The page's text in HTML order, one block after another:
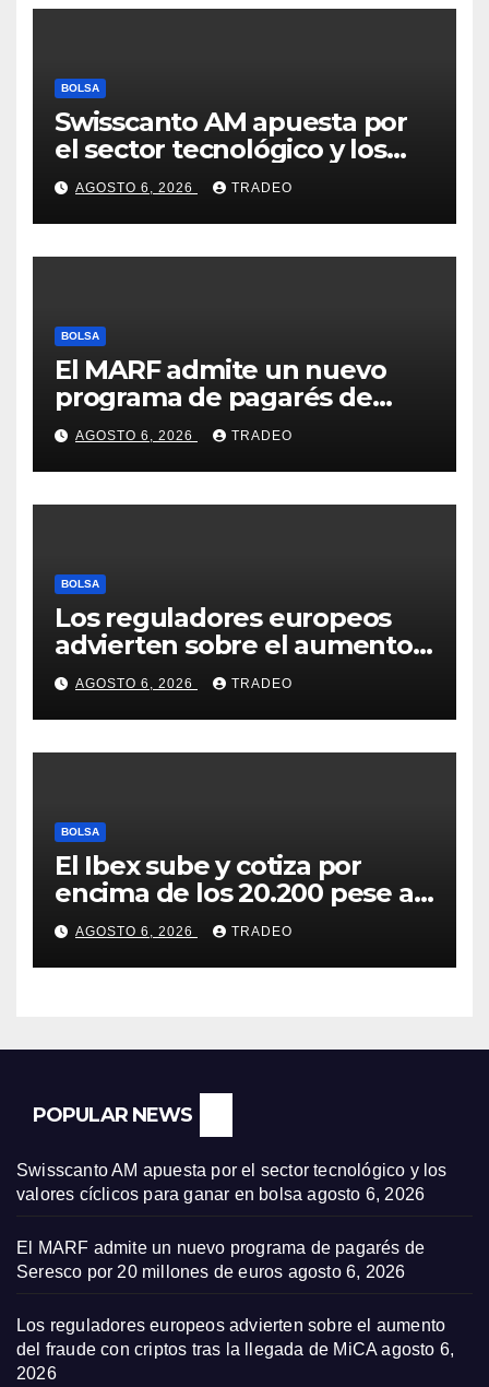
BOLSA
Swisscanto AM apuesta por
el sector tecnológico y los
valores cíclicos para ganar en
bolsa
AGOSTO 6, 2026 TRADEO
BOLSA
El MARF admite un nuevo
programa de pagarés de
Seresco por 20 millones de
euros
AGOSTO 6, 2026 TRADEO
BOLSA
Los reguladores europeos
advierten sobre el aumento
del fraude con criptos tras la
llegada de MiCA
AGOSTO 6, 2026 TRADEO
BOLSA
El Ibex sube y cotiza por
encima de los 20.200 pese al
‘sell off’ de la tecnología
AGOSTO 6, 2026 TRADEO
POPULAR NEWS
Swisscanto AM apuesta por el sector tecnológico y los
valores cíclicos para ganar en bolsa agosto 6, 2026
El MARF admite un nuevo programa de pagarés de
Seresco por 20 millones de euros agosto 6, 2026
Los reguladores europeos advierten sobre el aumento
del fraude con criptos tras la llegada de MiCA agosto 6,
2026